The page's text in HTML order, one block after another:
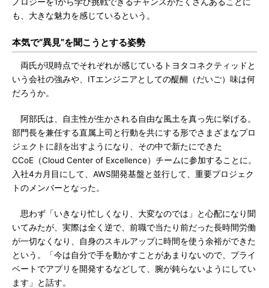
も、大きな魅力を感じているという。
本気で“異見”を聞こうとする姿勢
両氏が現時点でそれぞれが感じているトヨタコネクティッドと
いう会社の強みや、ITエンジニアとしての醍醐（だいご）味は何
だろうか。
阿部氏は、自主性が生かされる自由な風土を真っ先に挙げる。
部門長を兼任する直属上司と行動を共にする形でさまざまなプロ
ジェクトに顔を出すようになり、その中で新たにできた
CCoE（Cloud Center of Excellence）チームに参加することに。
入社4カ月目にして、AWS開発基盤と並行して、重要プロジェク
トのメンバーとなった。
思わず「いきなり忙しくなり、大変なのでは」と心配になり聞
いてみたが、実際は全く逆で、前職で当たり前だった長時間労働
が一切なくなり、自身のスキルアップに時間を使う余裕ができた
という。「今は自分で手を動かすことがあまりないので、プライ
ベートでアプリを開発するなどして、腕が鈍らないようにしてい
ます」と話す。